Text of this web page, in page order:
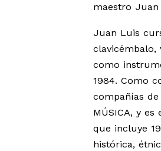
maestro
Juan Luis
clavicémbalo,
como
1984. Como
compañías
MÚSICA, y
que incluye
histórica,